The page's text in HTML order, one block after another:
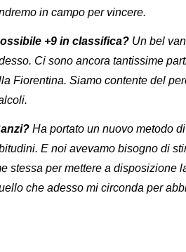
in campo per vincere.
+9 in classifica? Un bel
Ci sono ancora tantissime
Fiorentina. Siamo contente del
Ha portato un nuovo metodo
E noi avevamo bisogno di
stessa per mettere a disposizione
che adesso mi circonda per